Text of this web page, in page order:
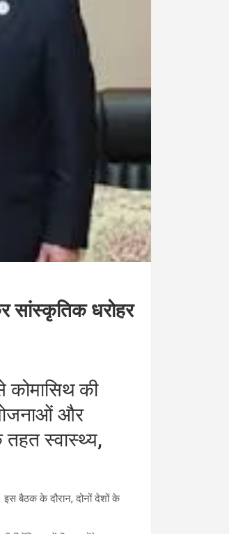
सांस्कृतिक धरोहर
की
और
स्वास्थ्य,
बैठक के दौरान, दोनों देशों के